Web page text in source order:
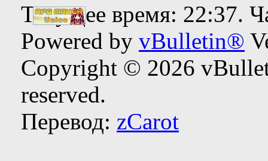
Текущее время: 22:37.
Powered by vBulletin®
Copyright © 2026
reserved.
Перевод: zCarot